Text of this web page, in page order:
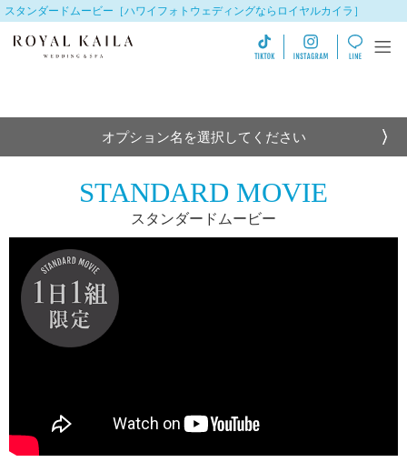
スタンダードムービー［ハワイフォトウェディングならロイヤルカイラ］
オプション名を選択してください
STANDARD MOVIE
スタンダードムービー